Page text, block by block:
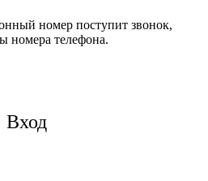
номер поступит звонок,
номера телефона.
Вход